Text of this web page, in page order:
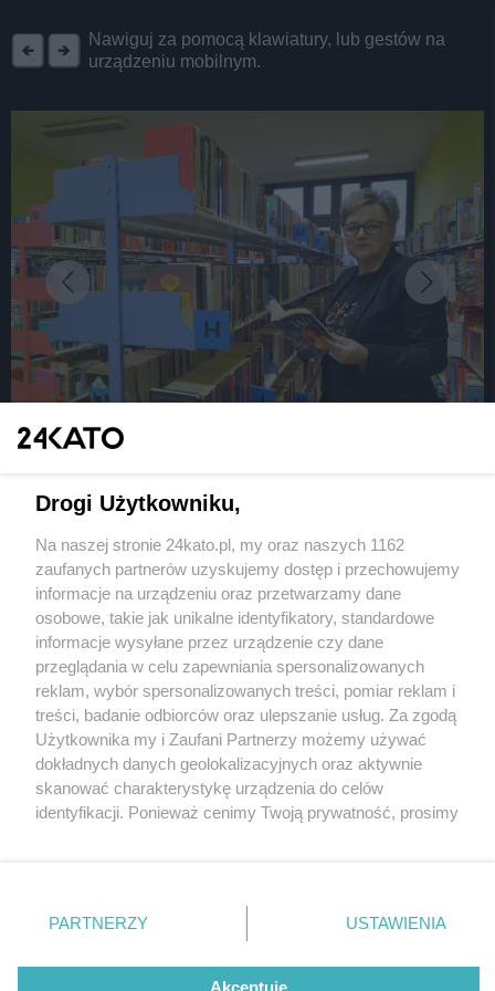
Nawiguj za pomocą klawiatury, lub gestów na
urządzeniu mobilnym.
80. urodziny Miejskiej Biblioteki Publicznej w
Wielki Piknik Rodzinny
2 / 4
Filia nr 14 Miejskiej Biblioteki
Publicznej w Katowicach
Filia nr 14 znajduje się przy ul. Piastów 20 na Dolnym
Tysiącleciu. Jej kierownikiem jest Grażyna Szcześniak-
Wydawca mediów lokalnych
Nie zapomnij
zapoznać się z:
polityką prywatności regulamin korzystania z portali
Twojemiasto
Piekary Śląskie
Chorzów
Tarnowskie Góry
Gliwice
Skontakuj sięz nami
Kontakt
Wydawca
Redakcja
Drogi Użytkowniku,
Na naszej stronie 24kato.pl, my oraz naszych 1162
zaufanych partnerów uzyskujemy dostęp i przechowujemy
informacje na urządzeniu oraz przetwarzamy dane
osobowe, takie jak unikalne identyfikatory, standardowe
informacje wysyłane przez urządzenie czy dane
przeglądania w celu zapewniania spersonalizowanych
reklam, wybór spersonalizowanych treści, pomiar reklam i
treści, badanie odbiorców oraz ulepszanie usług. Za zgodą
Użytkownika my i Zaufani Partnerzy możemy używać
dokładnych danych geolokalizacyjnych oraz aktywnie
skanować charakterystykę urządzenia do celów
identyfikacji. Ponieważ cenimy Twoją prywatność, prosimy
prywatności znajdujący się w lewym dolnym rogu strony
. Niektóre rodzaje przetwarzania danych nie wymagają
zgody użytkownika, ale masz prawo sprzeciwić się
takiemu przetwarzaniu. Preferencje będą miały
PARTNERZY USTAWIENIA
Akceptuję